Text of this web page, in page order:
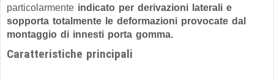
particolarmente indicato per derivazioni laterali e
sopporta totalmente le deformazioni provocate dal
montaggio di innesti porta gomma.
Caratteristiche principali